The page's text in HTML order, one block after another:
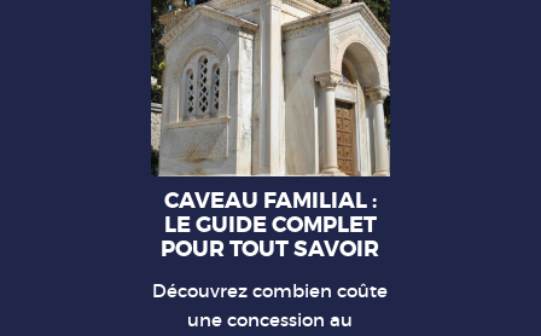
CAVEAU FAMILIAL :
LE GUIDE COMPLET
POUR TOUT SAVOIR
Découvrez combien coûte
une concession au